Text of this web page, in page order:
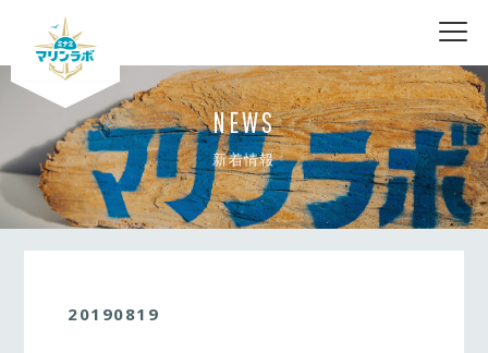
nav
NEWS
新着情報
20190819